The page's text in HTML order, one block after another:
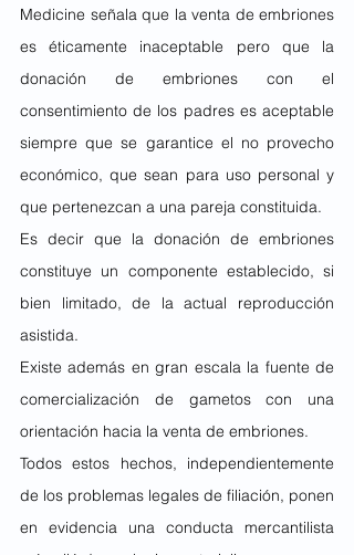
Medicine señala que la venta de embriones
es éticamente inaceptable pero que la
donación de embriones con el
consentimiento de los padres es aceptable
siempre que se garantice el no provecho
económico, que sean para uso personal y
que pertenezcan a una pareja constituida.
Es decir que la donación de embriones
constituye un componente establecido, si
bien limitado, de la actual reproducción
asistida.
Existe además en gran escala la fuente de
comercialización de gametos con una
orientación hacia la venta de embriones.
Todos estos hechos, independientemente
de los problemas legales de filiación, ponen
en evidencia una conducta mercantilista